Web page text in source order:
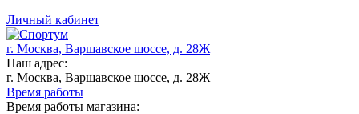
Личный кабинет
г. Москва, Варшавское шоссе, д. 28Ж
Наш адрес:
г. Москва, Варшавское шоссе, д. 28Ж
Время работы
Время работы магазина: